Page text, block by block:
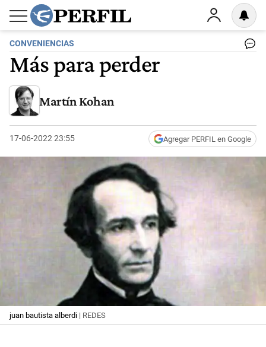
CONVENIENCIAS
Más para perder
Martín Kohan
17-06-2022 23:55 Agregar PERFIL en Google
juan bautista alberdi | REDES